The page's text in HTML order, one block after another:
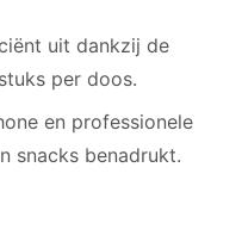
uit dankzij de
per doos.
en professionele
snacks benadrukt.